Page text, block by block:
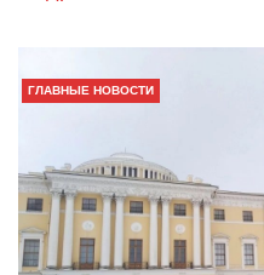
ГЛАВНЫЕ НОВОСТИ